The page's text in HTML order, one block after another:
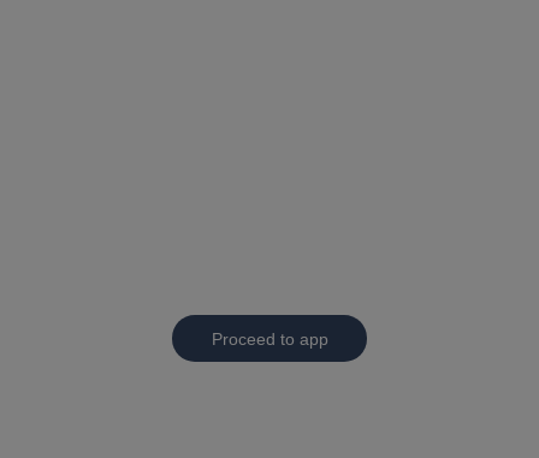
Proceed to app